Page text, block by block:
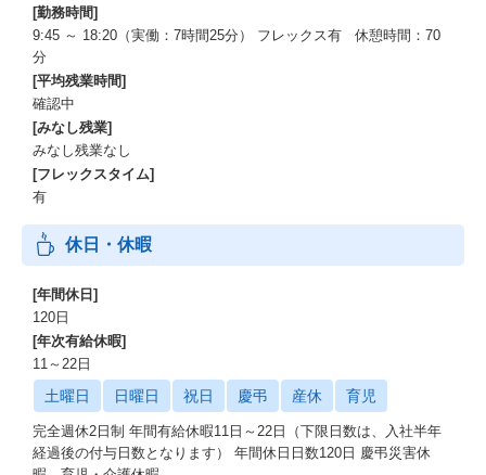
[勤務時間]
9:45 ～ 18:20（実働：7時間25分） フレックス有 休憩時間：70
分
[平均残業時間]
確認中
[みなし残業]
みなし残業なし
[フレックスタイム]
有
休日・休暇
[年間休日]
120日
[年次有給休暇]
11～22日
土曜日 日曜日 祝日 慶弔 産休 育児
完全週休2日制 年間有給休暇11日～22日（下限日数は、入社半年
経過後の付与日数となります） 年間休日日数120日 慶弔災害休